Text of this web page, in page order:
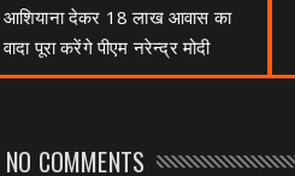
आशियाना देकर 18 लाख आवास का
वादा पूरा करेंगे पीएम नरेन्द्र मोदी
NO COMMENTS